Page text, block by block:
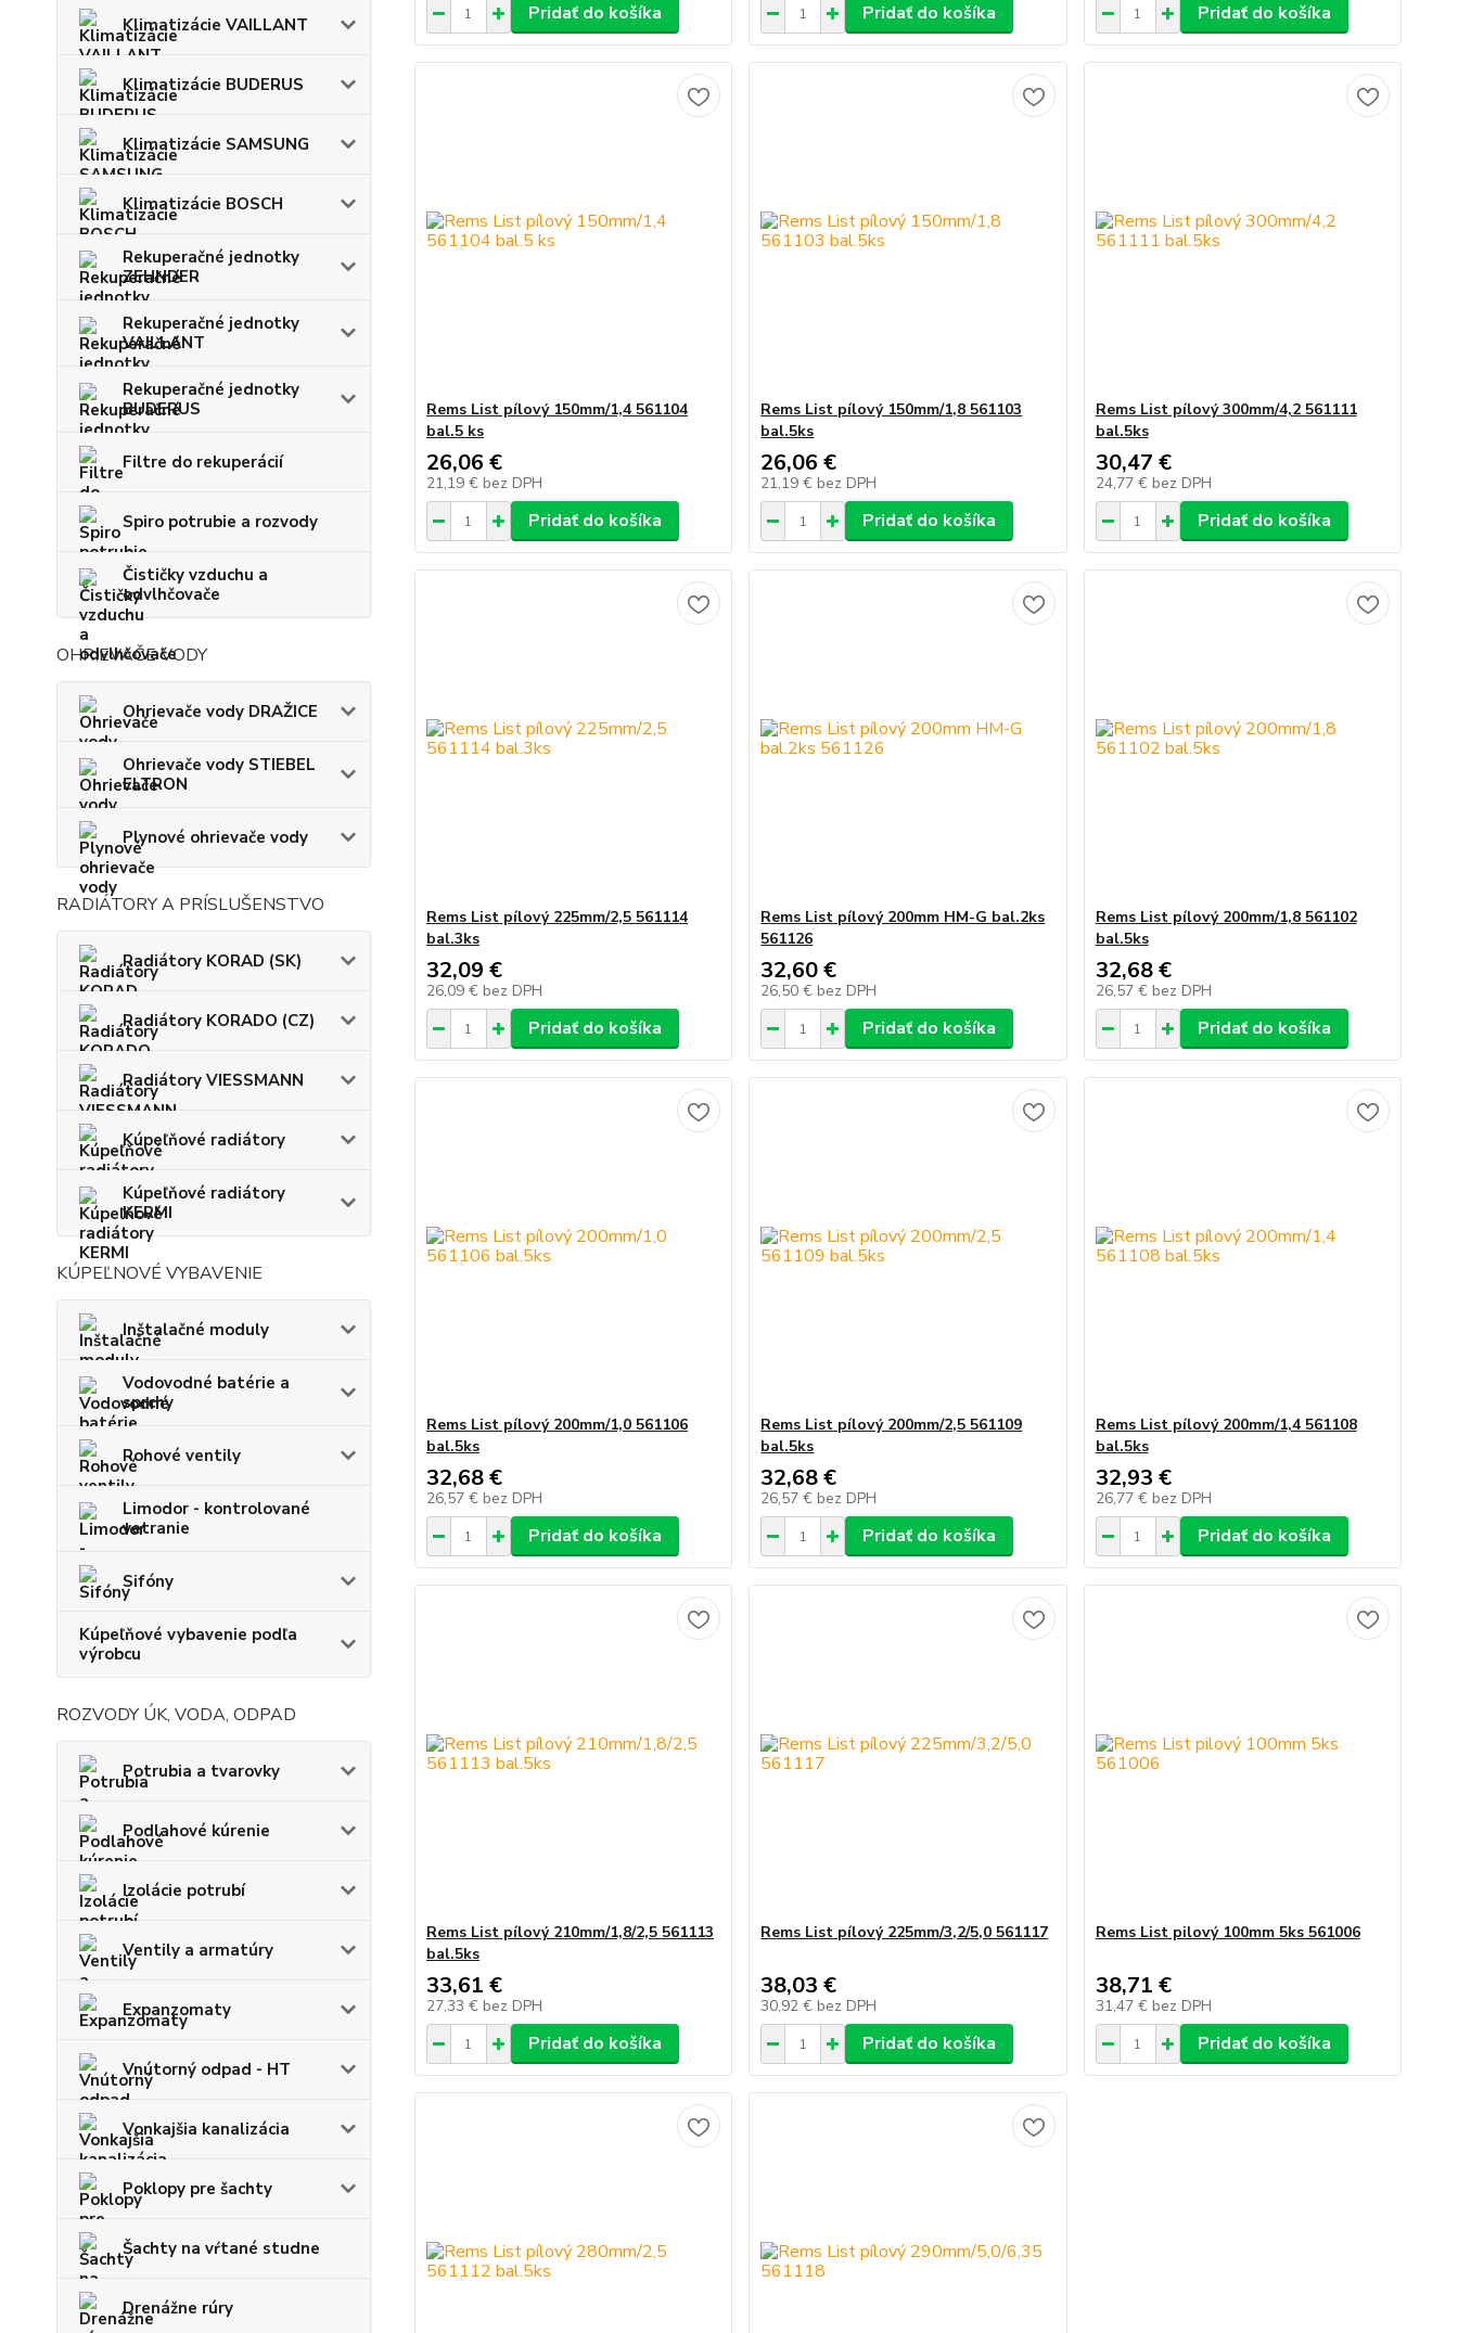
Klimatizácie VAILLANT
Klimatizácie BUDERUS
Klimatizácie SAMSUNG
Klimatizácie BOSCH
Rekuperačné jednotky
ZEHNDER
Rekuperačné jednotky
VAILLANT
Rekuperačné jednotky
BUDERUS
Filtre do rekuperácií
Spiro potrubie a rozvody
Čističky vzduchu a
odvlhčovače
OHRIEVAČE VODY
Ohrievače vody DRAŽICE
Ohrievače vody STIEBEL
ELTRON
Plynové ohrievače vody
RADIÁTORY A PRÍSLUŠENSTVO
Radiátory KORAD (SK)
Radiátory KORADO (CZ)
Radiátory VIESSMANN
Kúpeľňové radiátory
Kúpeľňové radiátory
KERMI
KÚPEĽNOVÉ VYBAVENIE
Inštalačné moduly
Vodovodné batérie a
sprchy
Rohové ventily
Limodor - kontrolované
vetranie
Sifóny
Kúpeľňové vybavenie podľa
výrobcu
ROZVODY ÚK, VODA, ODPAD
Potrubia a tvarovky
Podlahové kúrenie
Izolácie potrubí
Ventily a armatúry
Expanzomaty
Vnútorný odpad - HT
Vonkajšia kanalizácia
Poklopy pre šachty
Šachty na vŕtané studne
Drenážne rúry
Pridať do košíka Pridať do košíka Pridať do košíka
Rems List pílový 150mm/1,4 561104
bal.5 ks
26,06 €
21,19 € bez DPH
Pridať do košíka
Rems List pílový 150mm/1,8 561103
bal.5ks
26,06 €
21,19 € bez DPH
Pridať do košíka
Rems List pílový 300mm/4,2 561111
bal.5ks
30,47 €
24,77 € bez DPH
Pridať do košíka
Rems List pílový 225mm/2,5 561114
bal.3ks
32,09 €
26,09 € bez DPH
Pridať do košíka
Rems List pílový 200mm HM-G bal.2ks
561126
32,60 €
26,50 € bez DPH
Pridať do košíka
Rems List pílový 200mm/1,8 561102
bal.5ks
32,68 €
26,57 € bez DPH
Pridať do košíka
Rems List pílový 200mm/1,0 561106
bal.5ks
32,68 €
26,57 € bez DPH
Pridať do košíka
Rems List pílový 200mm/2,5 561109
bal.5ks
32,68 €
26,57 € bez DPH
Pridať do košíka
Rems List pílový 200mm/1,4 561108
bal.5ks
32,93 €
26,77 € bez DPH
Pridať do košíka
Rems List pílový 210mm/1,8/2,5 561113
bal.5ks
33,61 €
27,33 € bez DPH
Pridať do košíka
Rems List pílový 225mm/3,2/5,0 561117
38,03 €
30,92 € bez DPH
Pridať do košíka
Rems List pilový 100mm 5ks 561006
38,71 €
31,47 € bez DPH
Pridať do košíka